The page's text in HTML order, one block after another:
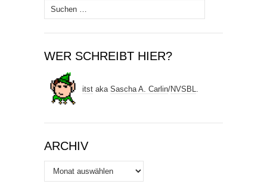
Suchen
nach:
WER SCHREIBT HIER?
itst aka Sascha A. Carlin/NVSBL.
ARCHIV
Archiv